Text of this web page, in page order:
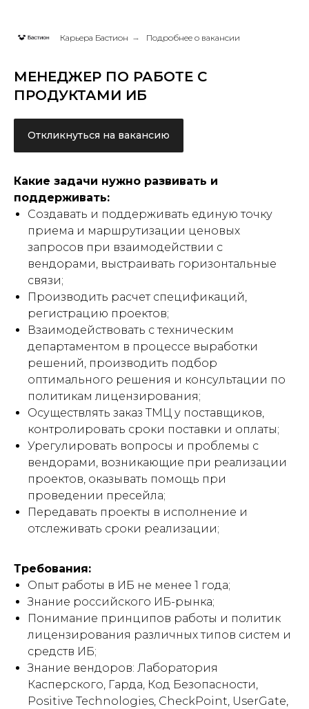
Карьера Бастион → Подробнее о вакансии
МЕНЕДЖЕР ПО РАБОТЕ С
ПРОДУКТАМИ ИБ
Откликнуться на вакансию
Какие задачи нужно развивать и
поддерживать:
Создавать и поддерживать единую точку
приема и маршрутизации ценовых
запросов при взаимодействии с
вендорами, выстраивать горизонтальные
связи;
Производить расчет спецификаций,
регистрацию проектов;
Взаимодействовать с техническим
департаментом в процессе выработки
решений, производить подбор
оптимального решения и консультации по
политикам лицензирования;
Осуществлять заказ ТМЦ у поставщиков,
контролировать сроки поставки и оплаты;
Урегулировать вопросы и проблемы с
вендорами, возникающие при реализации
проектов, оказывать помощь при
проведении пресейла;
Передавать проекты в исполнение и
отслеживать сроки реализации;
Требования:
Опыт работы в ИБ не менее 1 года;
Знание российского ИБ-рынка;
Понимание принципов работы и политик
лицензирования различных типов систем и
средств ИБ;
Знание вендоров: Лаборатория
Касперского, Гарда, Код Безопасности,
Positive Technologies, CheckPoint, UserGate,